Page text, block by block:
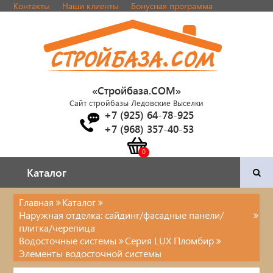
Контакты Наши клиенты Бонусная программа
«Стройбаза.COM»
Сайт стройбазы Ледовские Выселки
+7 (925) 64-78-925
+7 (968) 357-40-53
Каталог
Каталог
Двери и фурнитура
Наша продукция
Главная
Каталог
Наружная отделка: сайдинг/фасадные панели/
плитка/черепица
Водосточные системы
Серия LUX Пломбир
Элементы водосточной системы